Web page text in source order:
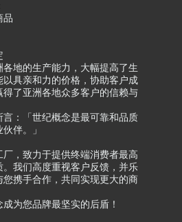
品
地的生产能力，大幅提高了生
具亲和力的价格，协助客户成
了亚洲各地众多客户的信赖与
：「世纪概念是最可靠和品质
伴。」
，致力于提供终端消费者最高
我们高度重视客户反馈，并乐
携手合作，共同实现更大的商
为您品牌最坚实的后盾！